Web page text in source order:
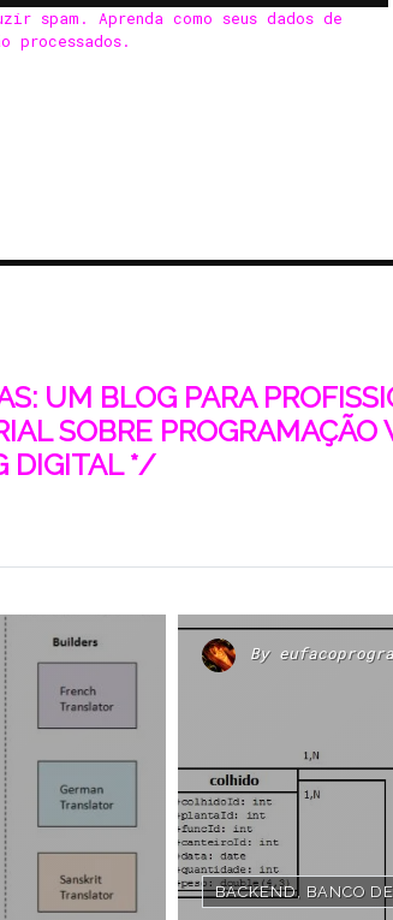
spam. Aprenda como seus dados de
processados.
UM BLOG PARA
SOBRE PROGRAMAÇÃO
DIGITAL */
By
BACKEND BANCO